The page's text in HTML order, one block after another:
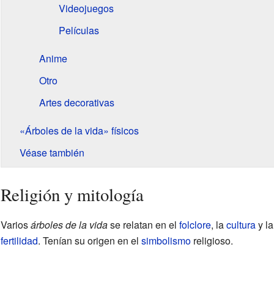
Videojuegos
Películas
Anime
Otro
Artes decorativas
«Árboles de la vida» físicos
Véase también
Religión y mitología
Variosárboles de la vidase relatan en el folclore, laculturay la
fertilidad. Tenían su origen en el simbolismoreligioso.